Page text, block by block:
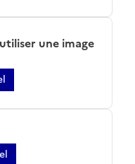
une image